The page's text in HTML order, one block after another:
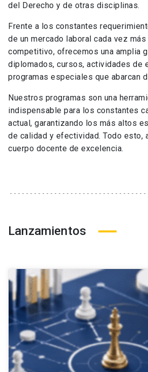
del Derecho y de otras disciplinas.
Frente a los constantes
de un mercado laboral cada vez
competitivo, ofrecemos una amplia
diplomados, cursos, actividades de
programas especiales que abarcan
Nuestros programas son una
indispensable para los constantes
actual, garantizando los más altos
de calidad y efectividad. Todo esto,
cuerpo docente de excelencia.
Lanzamientos